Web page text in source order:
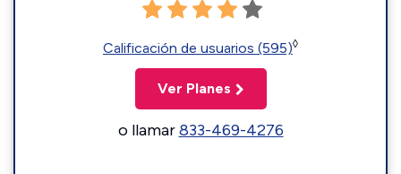
Calificación de usuarios (595)◊
Ver Planes
o llamar833-469-4276